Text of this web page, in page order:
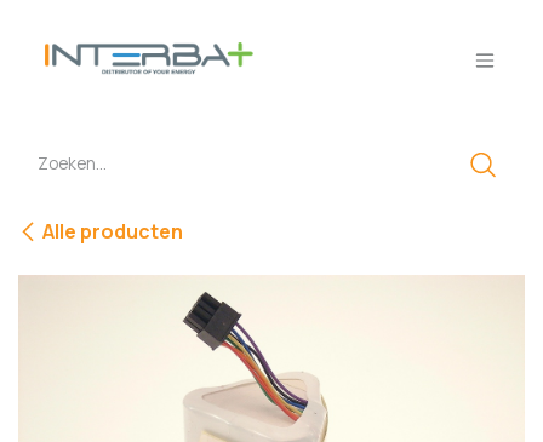
Alle producten